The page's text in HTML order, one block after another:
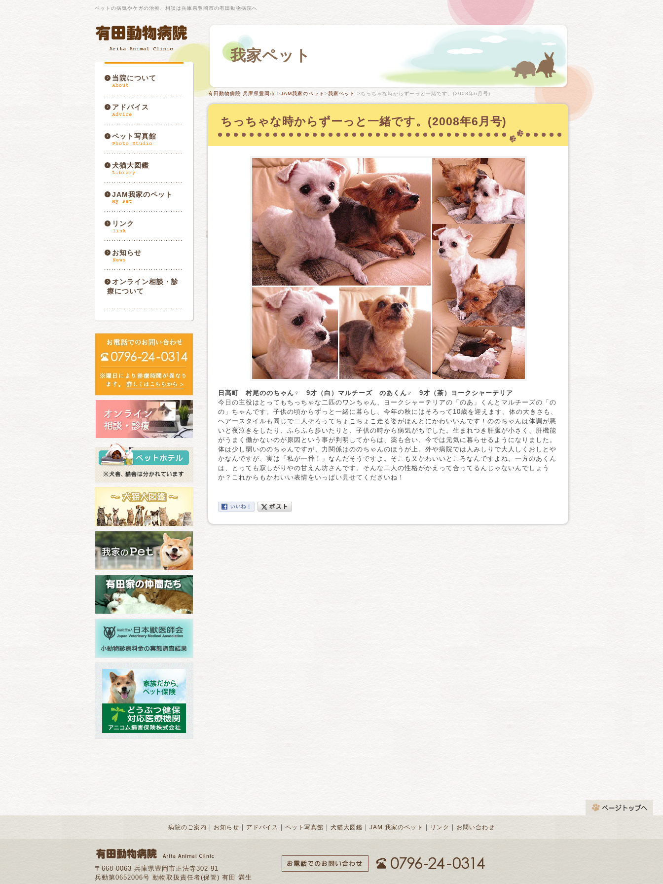
ペットの病気やケガの治療、相談は兵庫県豊岡市の有田動物病院へ
当院について
アドバイス
ペット写真館
犬猫大図鑑
JAM我家のペット
リンク
お知らせ
オンライン相談・診
療について
我家ペット
有田動物病院 兵庫県豊岡市 >JAM我家のペット >我家ペット >ちっちゃな時からずーっと一緒です。(2008年6月号)
ちっちゃな時からずーっと一緒です。(2008年6月号)
日高町 村尾ののちゃん♀ 9才（白）マルチーズ のあくん♂ 9才（茶）ヨークシャーテリア
今日の主役はとってもちっちゃな二匹のワンちゃん、ヨークシャーテリアの「のあ」くんとマルチーズの「の
の」ちゃんです。子供の頃からずっと一緒に暮らし、今年の秋にはそろって10歳を迎えます。体の大きさも、
ヘアースタイルも同じで二人そろってちょこちょこ走る姿がほんとにかわいいんです！ののちゃんは体調が悪
いと夜泣きをしたり、ふらふら歩いたりと、子供の時から病気がちでした。生まれつき肝臓が小さく、肝機能
がうまく働かないのが原因という事が判明してからは、薬も合い、今では元気に暮らせるようになりました。
体は少し弱いののちゃんですが、力関係はののちゃんのほうが上。外や病院では人みしりで大人しくおしとや
かなんですが、実は「私が一番！」なんだそうですよ。そこも又かわいいところなんですよね。一方のあくん
は、とっても寂しがりやの甘えん坊さんです。そんな二人の性格がかえって合ってるんじゃないんでしょう
か？これからもかわいい表情をいっぱい見せてくださいね！
病院のご案内 ｜ お知らせ ｜ アドバイス ｜ ペット写真館 ｜ 犬猫大図鑑 ｜ JAM 我家のペット ｜ リンク ｜ お問い合わせ
〒668-0063 兵庫県豊岡市正法寺302-91
兵動第0652006号 動物取扱責任者(保管) 有田 満生